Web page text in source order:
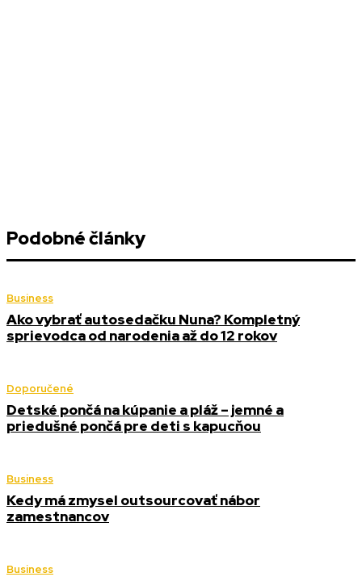
Podobné články
Business
Ako vybrať autosedačku Nuna? Kompletný
sprievodca od narodenia až do 12 rokov
Doporučené
Detské pončá na kúpanie a pláž – jemné a
priedušné pončá pre deti s kapucňou
Business
Kedy má zmysel outsourcovať nábor
zamestnancov
Business